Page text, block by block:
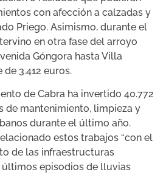
con afección a calzadas y
Priego. Asimismo, durante el
en otra fase del arroyo
Góngora hasta Villa
3.412 euros.
de Cabra ha invertido 40.772
de mantenimiento, limpieza y
durante el último año.
estos trabajos “con el
de las infraestructuras
episodios de lluvias